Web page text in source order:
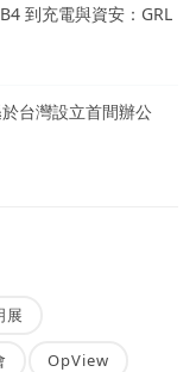
到充電與資安：GRL
台灣設立首間辦公
展
OpView